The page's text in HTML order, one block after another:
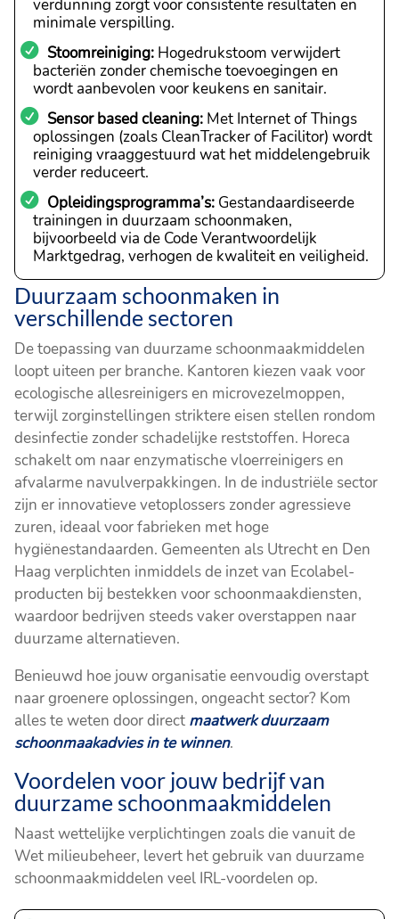
verdunning zorgt voor consistente resultaten en
minimale verspilling.
Stoomreiniging: Hogedrukstoom verwijdert
bacteriën zonder chemische toevoegingen en
wordt aanbevolen voor keukens en sanitair.
Sensor based cleaning: Met Internet of Things
oplossingen (zoals CleanTracker of Facilitor) wordt
reiniging vraaggestuurd wat het middelengebruik
verder reduceert.
Opleidingsprogramma’s: Gestandaardiseerde
trainingen in duurzaam schoonmaken,
bijvoorbeeld via de Code Verantwoordelijk
Marktgedrag, verhogen de kwaliteit en veiligheid.
Duurzaam schoonmaken in
verschillende sectoren
De toepassing van duurzame schoonmaakmiddelen
loopt uiteen per branche. Kantoren kiezen vaak voor
ecologische allesreinigers en microvezelmoppen,
terwijl zorginstellingen striktere eisen stellen rondom
desinfectie zonder schadelijke reststoffen. Horeca
schakelt om naar enzymatische vloerreinigers en
afvalarme navulverpakkingen. In de industriële sector
zijn er innovatieve vetoplossers zonder agressieve
zuren, ideaal voor fabrieken met hoge
hygiënestandaarden. Gemeenten als Utrecht en Den
Haag verplichten inmiddels de inzet van Ecolabel-
producten bij bestekken voor schoonmaakdiensten,
waardoor bedrijven steeds vaker overstappen naar
duurzame alternatieven.
Benieuwd hoe jouw organisatie eenvoudig overstapt
naar groenere oplossingen, ongeacht sector? Kom
alles te weten door direct maatwerk duurzaam
schoonmaakadvies in te winnen.
Voordelen voor jouw bedrijf van
duurzame schoonmaakmiddelen
Naast wettelijke verplichtingen zoals die vanuit de
Wet milieubeheer, levert het gebruik van duurzame
schoonmaakmiddelen veel IRL-voordelen op.